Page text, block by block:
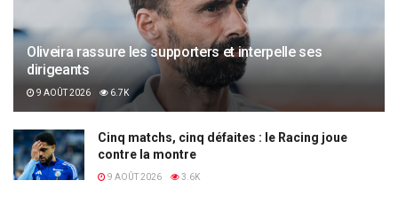
Oliveira rassure les supporters et interpelle ses
dirigeants
9 AOÛT 2026 6.7K
Cinq matchs, cinq défaites : le Racing joue
contre la montre
9 AOÛT 2026 3.6K